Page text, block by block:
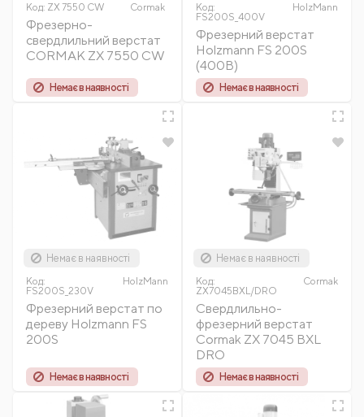
Код: ZX 7550 CW Cormak
Фрезерно-
свердлильний верстат
CORMAK ZX 7550 CW
Немає в наявності
Код:
FS200S_400V
HolzMann
Фрезерний верстат
Holzmann FS 200S
(400В)
Немає в наявності
Немає в наявності
Код:
FS200S_230V
HolzMann
Фрезерний верстат по
дереву Holzmann FS
200S
Немає в наявності
Немає в наявності
Код:
ZX7045BXL/DRO
Cormak
Свердлильно-
фрезерний верстат
Cormak ZX 7045 BXL
DRO
Немає в наявності